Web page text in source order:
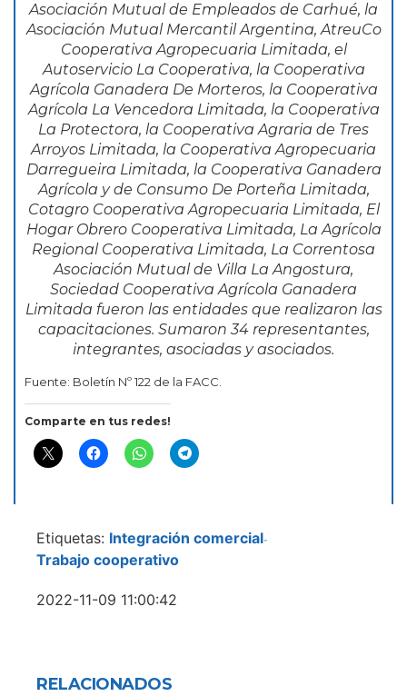
Asociación Mutual de Empleados de Carhué, la
Asociación Mutual Mercantil Argentina, AtreuCo
Cooperativa Agropecuaria Limitada, el
Autoservicio La Cooperativa, la Cooperativa
Agrícola Ganadera De Morteros, la Cooperativa
Agrícola La Vencedora Limitada, la Cooperativa
La Protectora, la Cooperativa Agraria de Tres
Arroyos Limitada, la Cooperativa Agropecuaria
Darregueira Limitada, la Cooperativa Ganadera
Agrícola y de Consumo De Porteña Limitada,
Cotagro Cooperativa Agropecuaria Limitada, El
Hogar Obrero Cooperativa Limitada, La Agrícola
Regional Cooperativa Limitada, La Correntosa
Asociación Mutual de Villa La Angostura,
Sociedad Cooperativa Agrícola Ganadera
Limitada fueron las entidades que realizaron las
capacitaciones. Sumaron 34 representantes,
integrantes, asociadas y asociados.
Fuente: Boletín Nº 122 de la FACC.
Comparte en tus redes!
Etiquetas: Integración comercial-
Trabajo cooperativo
2022-11-09 11:00:42
RELACIONADOS